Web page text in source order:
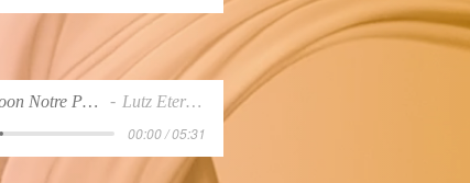
Abwoon Notre Père
Lutz EternA
00:00 / 05:31